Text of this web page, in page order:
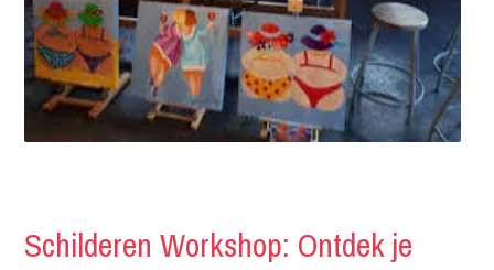
Schilderen Workshop: Ontdek je